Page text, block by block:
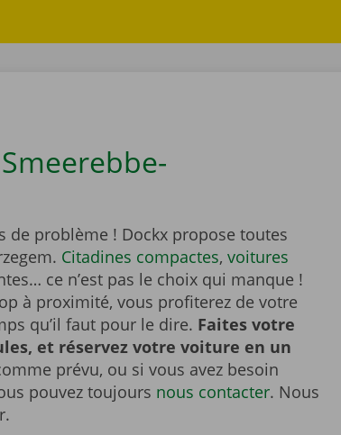
de problème ! Dockx propose toutes
Citadines compactes, voitures
ce n’est pas le choix qui manque !
à proximité, vous profiterez de votre
qu’il faut pour le dire. Faites votre
et réservez votre voiture en un
prévu, ou si vous avez besoin
pouvez toujours nous contacter. Nous